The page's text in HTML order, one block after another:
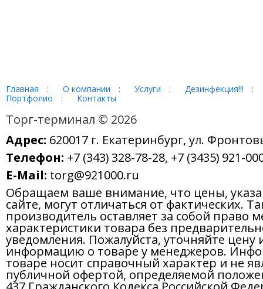
Дезинфекция!!!
Портфолио
Контакты
Торг-терминал © 2026
Адрес: 620017 г. Екатеринбург, ул.
Телефон: +7 (343) 328-78-28, +7 (3435) 921-
E-Mail: torg@921000.ru
Обращаем ваше внимание, что цены,
сайте, могут отличаться от фактических.
производитель оставляет за собой право
характеристики товара без
уведомления. Пожалуйста, уточняйте цену
информацию о товаре у менеджеров.
товаре носит справочный характер и не
публичной офертой, определяемой
437 Гражданского Кодекса Российской